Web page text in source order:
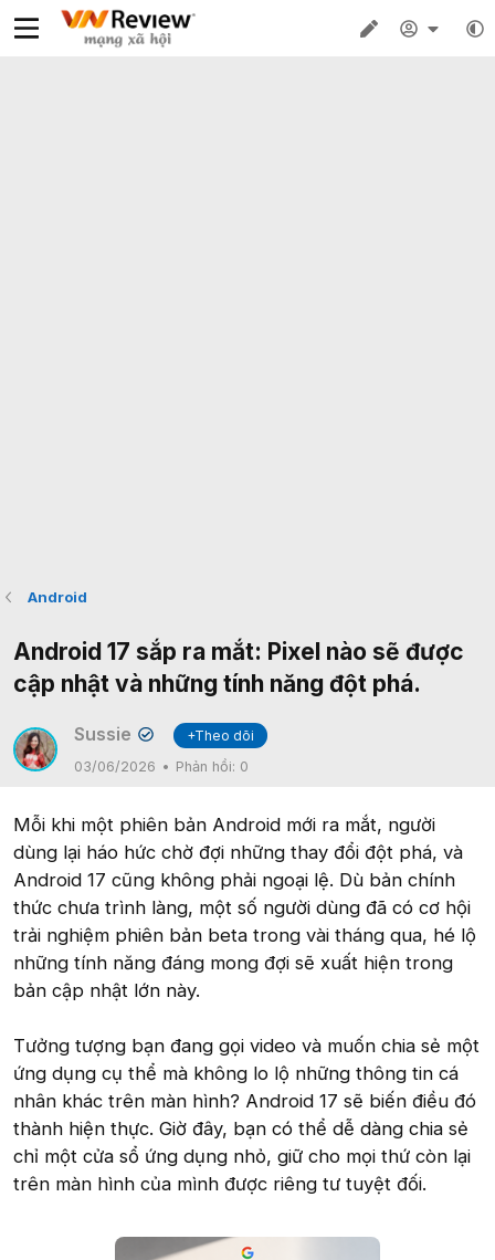
Android
Android 17 sắp ra mắt: Pixel nào sẽ được
cập nhật và những tính năng đột phá.
Sussie ✔
+Theo dõi
03/06/2026
Phản hồi: 0
Mỗi khi một phiên bản Android mới ra mắt, người
dùng lại háo hức chờ đợi những thay đổi đột phá, và
Android 17 cũng không phải ngoại lệ. Dù bản chính
thức chưa trình làng, một số người dùng đã có cơ hội
trải nghiệm phiên bản beta trong vài tháng qua, hé lộ
những tính năng đáng mong đợi sẽ xuất hiện trong
bản cập nhật lớn này.
Tưởng tượng bạn đang gọi video và muốn chia sẻ một
ứng dụng cụ thể mà không lo lộ những thông tin cá
nhân khác trên màn hình? Android 17 sẽ biến điều đó
thành hiện thực. Giờ đây, bạn có thể dễ dàng chia sẻ
chỉ một cửa sổ ứng dụng nhỏ, giữ cho mọi thứ còn lại
trên màn hình của mình được riêng tư tuyệt đối.